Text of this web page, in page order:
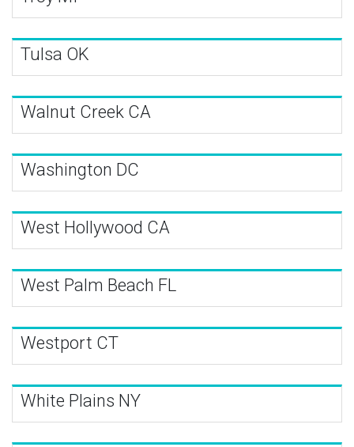
Tulsa OK
Walnut Creek CA
Washington DC
West Hollywood CA
West Palm Beach FL
Westport CT
White Plains NY